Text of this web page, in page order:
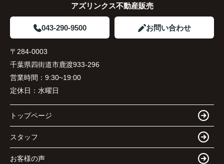
アズリンクス不動産販売
043-290-9500 お問い合わせ
〒284-0003
千葉県四街道市鹿渡933-296
営業時間： 9:30~19:00
定休日： 水曜日
トップページ
スタッフ
お客様の声